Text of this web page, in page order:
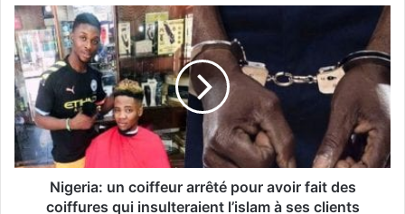
Nigeria: un coiffeur arrêté pour avoir fait des
coiffures qui insulteraient l’islam à ses clients